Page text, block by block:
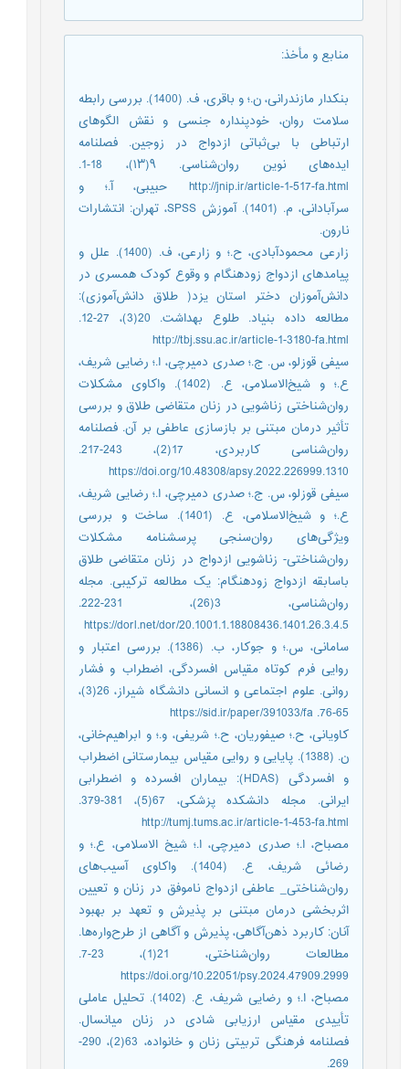
منابع و مأخذ:
بنکدار مازندرانی، ن.؛ و باقری، ف. (1400). بررسی رابطه
سلامت روان، خودپنداره جنسی و نقش الگوهای
ارتباطی با بی‌ثباتی ازدواج در زوجین. فصلنامه
ایده‌های نوین روان‌شناسی. ۹(۱۳)، 18-1.
http://jnip.ir/article-1-517-fa.html حبیبی، آ.؛ و
سرآبادانی، م. (1401). آموزش SPSS، تهران: انتشارات
نارون.
زارعی محمودآبادی، ح.؛ و زارعی، ف. (1400). علل و
پیامدهای ازدواج زودهنگام و وقوع کودک همسری در
دانش‌آموزان دختر استان یزد( طلاق دانش‌آموزی):
مطالعه داده بنیاد. طلوع بهداشت. 20(3)، 27-12.
http://tbj.ssu.ac.ir/article-1-3180-fa.html
سیفی قوزلو، س. ج.؛ صدری دمیرچی، ا.؛ رضایی شریف،
ع.؛ و شیخ‌الاسلامی، ع. (1402). واکاوی مشکلات
روان‌شناختی زناشویی در زنان متقاضی طلاق و بررسی
تأثیر درمان مبتنی بر بازسازی عاطفی بر آن. فصلنامه
روان‌شناسی کاربردی، 17(2)، 243-217.
https://doi.org/10.48308/apsy.2022.226999.1310
سیفی قوزلو، س. ج.؛ صدری دمیرچی، ا.؛ رضایی شریف،
ع.؛ و شیخ‌الاسلامی، ع. (1401). ساخت و بررسی
ویژگی‌‌های روان‌سنجی پرسشنامه‌ مشکلات
روان‌شناختی- زناشویی ازدواج در زنان متقاضی طلاق
باسابقه ازدواج زودهنگام: یک مطالعه‌‌ ترکیبی. مجله
روان‌شناسی، 3(26)، 231-222.
https://dorl.net/dor/20.1001.1.18808436.1401.26.3.4.5
سامانی، س.؛ و جوکار، ب. (1386). بررسی اعتبار و
روایی فرم کوتاه مقیاس افسردگی، اضطراب و فشار
روانی. علوم اجتماعی و انسانی دانشگاه شیراز، 26(3)،
65-76. https://sid.ir/paper/391033/fa
کاویانی، ح.؛ صیفوریان، ح.؛ شریفی، و.؛ و ابراهیم‌خانی،
ن. (1388). پایایی و روایی مقیاس بیمارستانی اضطراب
و افسردگی (HDAS): بیماران افسرده و اضطرابی
ایرانی. مجله دانشکده پزشکی، 67(5)، 381-379.
http://tumj.tums.ac.ir/article-1-453-fa.html
مصباح، ا.؛ صدری دمیرچی، ا.؛ شیخ الاسلامی، ع.؛ و
رضائی شریف، ع. (1404). واکاوی آسیب‌های
روان‌شناختی_ عاطفی ازدواج ناموفق در زنان و تعیین
اثربخشی درمان مبتنی بر پذیرش و تعهد بر بهبود
آنان: کاربرد ذهن‌آگاهی، پذیرش و آگاهی از طرح‌واره‌ها.
مطالعات روان‌شناختی، 21(1)، 23-7.
https://doi.org/10.22051/psy.2024.47909.2999
مصباح، ا.؛ و رضایی شریف، ع. (1402). تحلیل عاملی
تأییدی مقیاس ارزیابی شادی در زنان میانسال.
فصلنامه فرهنگی تربیتی زنان و خانواده، 63(2)، 290-
269.